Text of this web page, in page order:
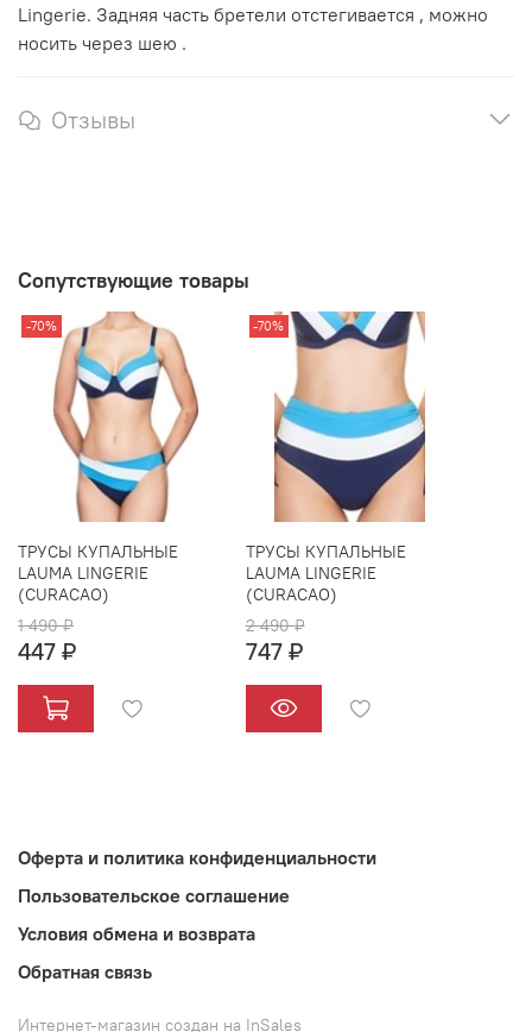
Lingerie. Задняя часть бретели отстегивается , можно
носить через шею .
Отзывы
Сопутствующие товары
-70%
ТРУСЫ КУПАЛЬНЫЕ
LAUMA LINGERIE
(CURACAO)
1 490 ₽
447 ₽
-70%
ТРУСЫ КУПАЛЬНЫЕ
LAUMA LINGERIE
(CURACAO)
2 490 ₽
747 ₽
Оферта и политика конфиденциальности
Пользовательское соглашение
Условия обмена и возврата
Обратная связь
Интернет-магазин создан на InSales